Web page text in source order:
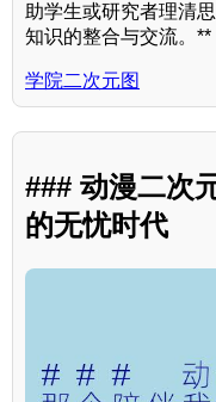
助学生或研究者理清
知识的整合与交流。**
学院二次元图
### 动漫二次
的无忧时代